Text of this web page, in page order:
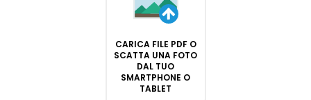
CARICA FILE PDF O
SCATTA UNA FOTO
DAL TUO
SMARTPHONE O
TABLET